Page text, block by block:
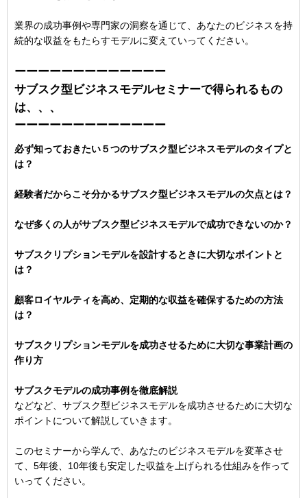
業界の成功事例や専門家の洞察を通じて、あなたのビジネスを持
続的な収益をもたらすモデルに変えていってください。
ーーーーーーーーーーーーー
サブスク型ビジネスモデルセミナーで得られるもの
は、、、
ーーーーーーーーーーーーー
必ず知っておきたい５つのサブスク型ビジネスモデルのタイプと
は？
経験者だからこそ分かるサブスク型ビジネスモデルの欠点とは？
なぜ多くの人がサブスク型ビジネスモデルで成功できないのか？
サブスクリプションモデルを設計するときに大切なポイントと
は？
顧客ロイヤルティを高め、定期的な収益を確保するための方法
は？
サブスクリプションモデルを成功させるために大切な事業計画の
作り方
サブスクモデルの成功事例を徹底解説
などなど、サブスク型ビジネスモデルを成功させるために大切な
ポイントについて解説していきます。
このセミナーから学んで、あなたのビジネスモデルを変革させ
て、5年後、10年後も安定した収益を上げられる仕組みを作って
いってください。